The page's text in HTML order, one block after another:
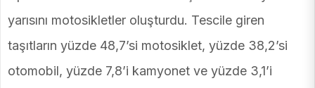
yarısını motosikletler oluşturdu. Tescile giren
taşıtların yüzde 48,7’si motosiklet, yüzde 38,2’si
otomobil, yüzde 7,8’i kamyonet ve yüzde 3,1’i